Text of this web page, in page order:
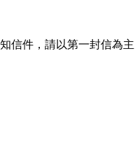
信件，請以第一封信為